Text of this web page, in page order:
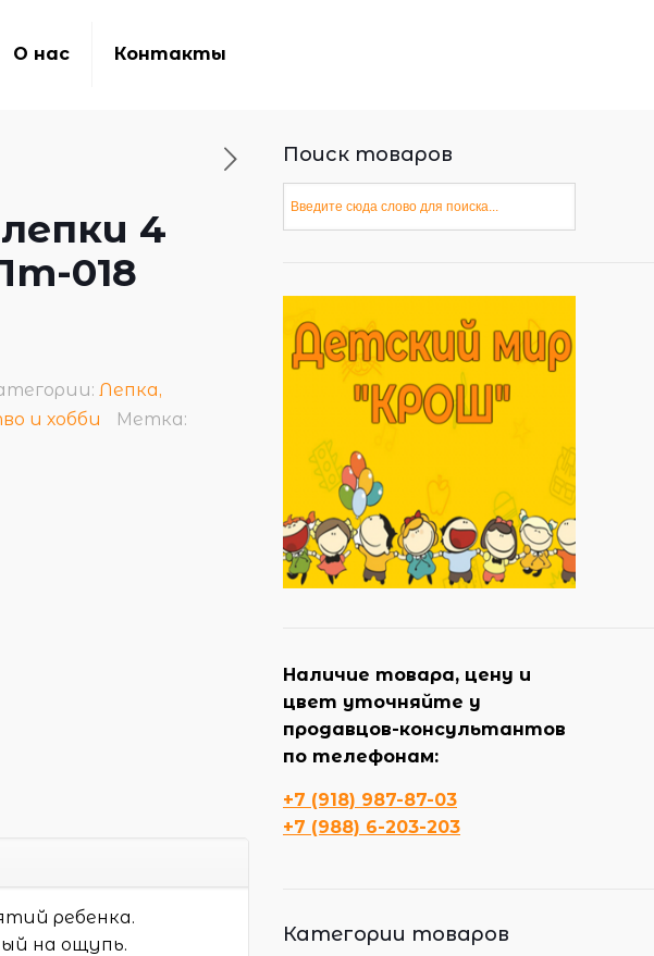
О нас Контакты
4
018
Лепка,
и хобби Метка:
ребенка.
на ощупь.
Поиск товаров
Наличие товара, цену и
цвет уточняйте у
продавцов-консультантов
по телефонам:
+7 (918) 987-87-03
+7 (988) 6-203-203
Категории товаров